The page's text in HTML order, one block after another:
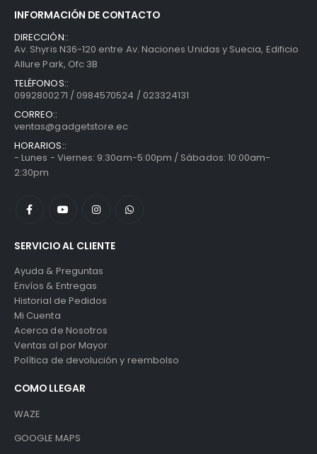
INFORMACIÓN DE CONTACTO
DIRECCIÓN::
Av. Shyris N36-120 entre Av. Naciones Unidas y Suecia, Edificio
Allure Park, Ofc 3B
TELÉFONOS::
0992800271 / 0984570524 / 023324131
CORREO::
ventas@gadgetstore.ec
HORARIOS::
- Lunes - Viernes: 9:30am-5:00pm / Sábados: 10:00am-
2:30pm
SERVICIO AL CLIENTE
Ayuda & Preguntas
Envíos & Entregas
Historial de Pedidos
Mi Cuenta
Acerca de Nosotros
Ventas al por Mayor
Política de devolución y reembolso
COMO LLEGAR
WAZE
GOOGLE MAPS